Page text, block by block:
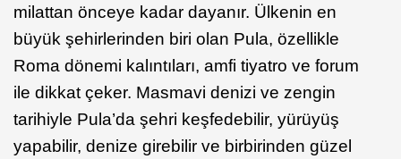
milattan önceye kadar dayanır. Ülkenin en
büyük şehirlerinden biri olan Pula, özellikle
Roma dönemi kalıntıları, amfi tiyatro ve forum
ile dikkat çeker. Masmavi denizi ve zengin
tarihiyle Pula’da şehri keşfedebilir, yürüyüş
yapabilir, denize girebilir ve birbirinden güzel